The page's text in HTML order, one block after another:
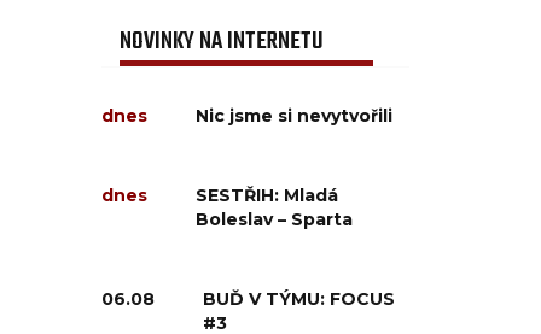
NOVINKY NA INTERNETU
dnes Nic jsme si nevytvořili
dnes
SESTŘIH: Mladá
Boleslav – Sparta
06.08
BUĎ V TÝMU: FOCUS
#3